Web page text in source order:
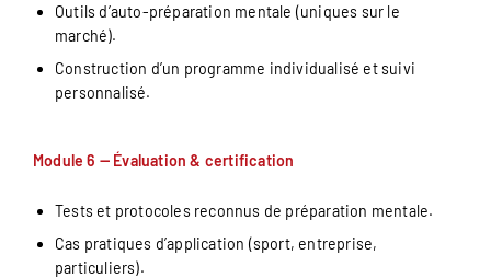
Outils d’auto-préparation mentale (uniques sur le
marché).
Construction d’un programme individualisé et suivi
personnalisé.
Module 6 — Évaluation & certification
Tests et protocoles reconnus de préparation mentale.
Cas pratiques d’application (sport, entreprise,
particuliers).